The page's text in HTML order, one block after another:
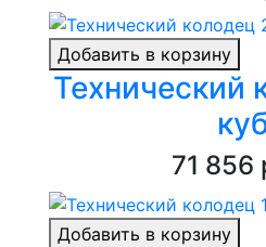
Добавить в корзину
Технический
71 856
Добавить в корзину